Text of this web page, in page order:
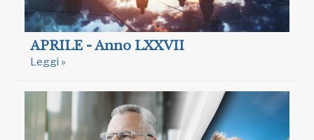
APRILE - Anno LXXVII
Leggi »